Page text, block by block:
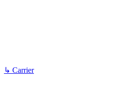
↳ Carrier